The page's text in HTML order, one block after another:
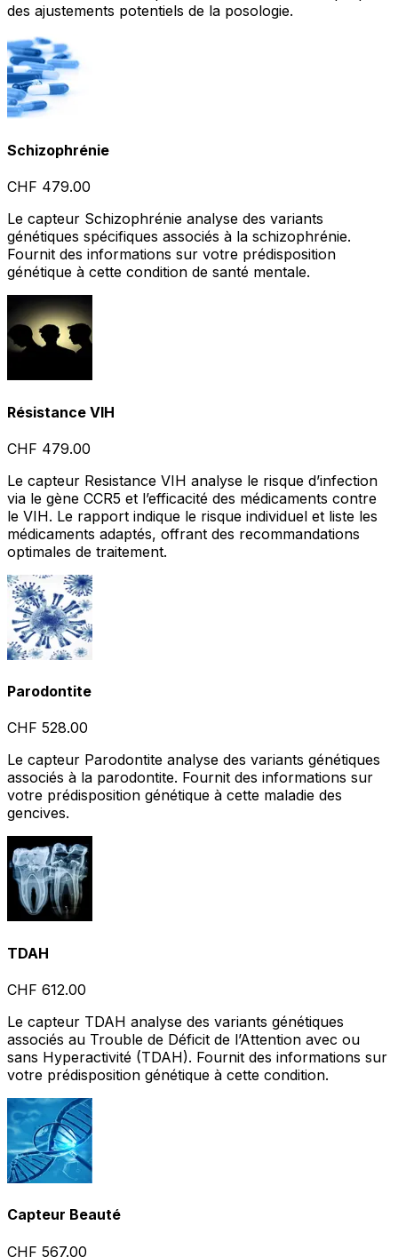
des ajustements potentiels de la posologie.
Schizophrénie
CHF 479.00
Le capteur Schizophrénie analyse des variants
génétiques spécifiques associés à la schizophrénie.
Fournit des informations sur votre prédisposition
génétique à cette condition de santé mentale.
Résistance VIH
CHF 479.00
Le capteur Resistance VIH analyse le risque d’infection
via le gène CCR5 et l’efficacité des médicaments contre
le VIH. Le rapport indique le risque individuel et liste les
médicaments adaptés, offrant des recommandations
optimales de traitement.
Parodontite
CHF 528.00
Le capteur Parodontite analyse des variants génétiques
associés à la parodontite. Fournit des informations sur
votre prédisposition génétique à cette maladie des
gencives.
TDAH
CHF 612.00
Le capteur TDAH analyse des variants génétiques
associés au Trouble de Déficit de l’Attention avec ou
sans Hyperactivité (TDAH). Fournit des informations sur
votre prédisposition génétique à cette condition.
Capteur Beauté
CHF 567.00